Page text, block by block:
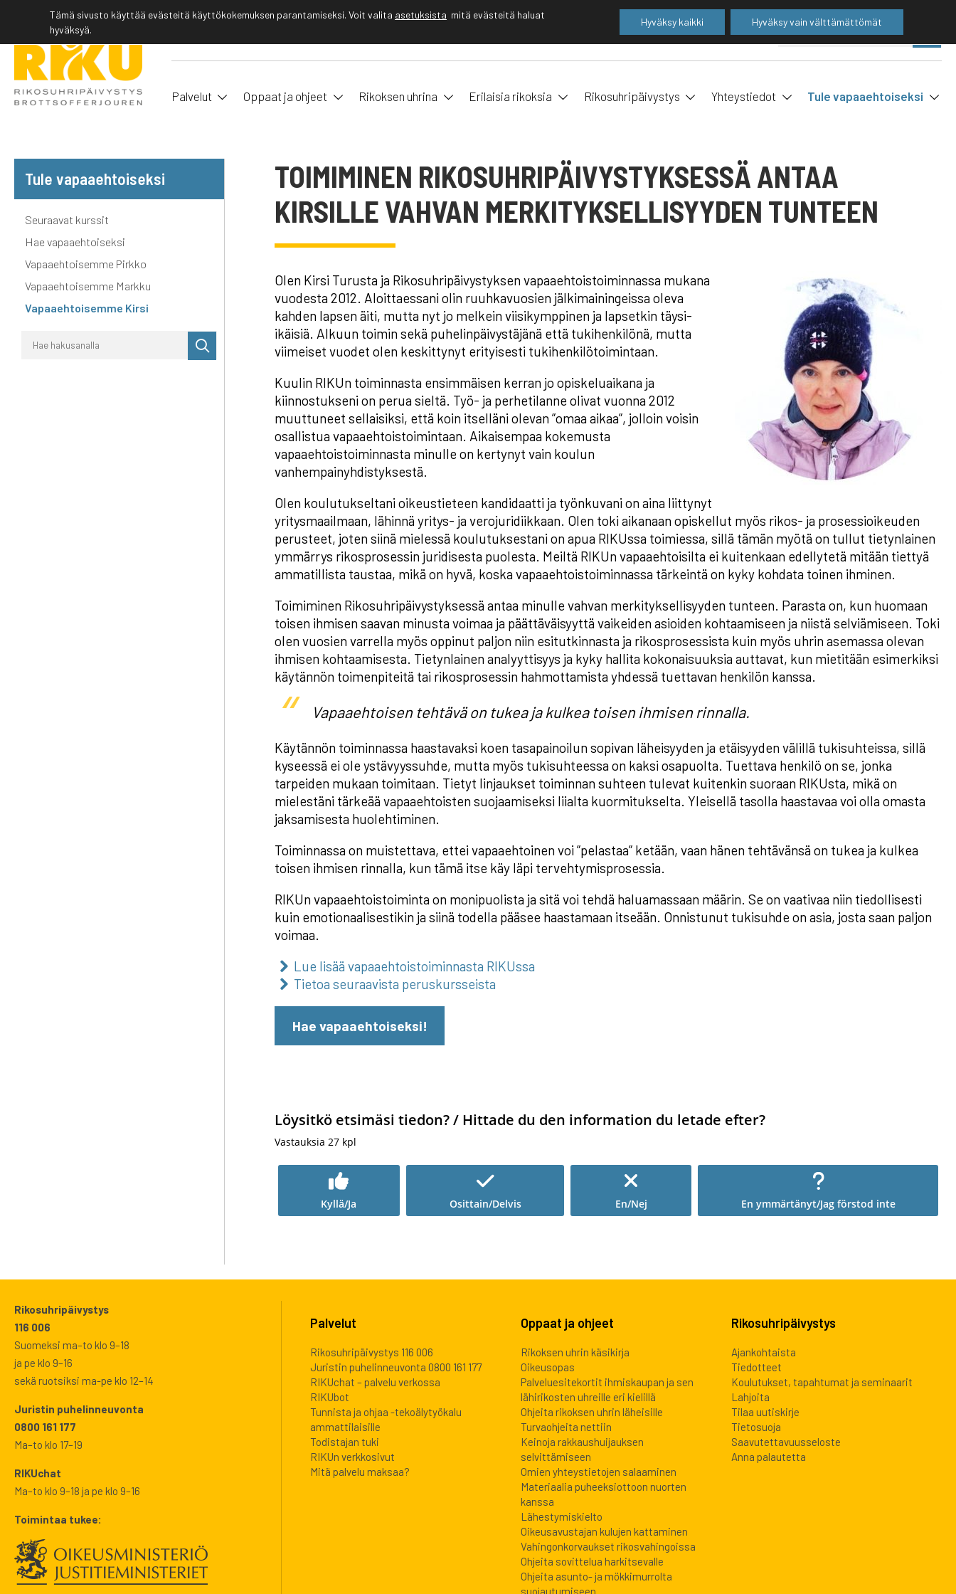
FI SE
Palvelut Oppaat ja ohjeet Rikoksen uhrina Erilaisia rikoksia Rikosuhripäivystys Yhteystiedot Tule vapaaehtoiseksi
Tule vapaaehtoiseksi
Seuraavat kurssit
Hae vapaaehtoiseksi
Vapaaehtoisemme Pirkko
Vapaaehtoisemme Markku
Vapaaehtoisemme Kirsi
haku
TOIMIMINEN RIKOSUHRIPÄIVYSTYKSESSÄ ANTAA
KIRSILLE VAHVAN MERKITYKSELLISYYDEN TUNTEEN
Olen Kirsi Turusta ja Rikosuhripäivystyksen vapaaehtoistoiminnassa mukana
vuodesta 2012. Aloittaessani olin ruuhkavuosien jälkimainingeissa oleva
kahden lapsen äiti, mutta nyt jo melkein viisikymppinen ja lapsetkin täysi-
ikäisiä. Alkuun toimin sekä puhelinpäivystäjänä että tukihenkilönä, mutta
viimeiset vuodet olen keskittynyt erityisesti tukihenkilötoimintaan.
Kuulin RIKUn toiminnasta ensimmäisen kerran jo opiskeluaikana ja
kiinnostukseni on perua sieltä. Työ- ja perhetilanne olivat vuonna 2012
muuttuneet sellaisiksi, että koin itselläni olevan ”omaa aikaa”, jolloin voisin
osallistua vapaaehtoistoimintaan. Aikaisempaa kokemusta
vapaaehtoistoiminnasta minulle on kertynyt vain koulun
vanhempainyhdistyksestä.
Olen koulutukseltani oikeustieteen kandidaatti ja työnkuvani on aina liittynyt
yritysmaailmaan, lähinnä yritys- ja verojuridiikkaan. Olen toki aikanaan opiskellut myös rikos- ja prosessioikeuden
perusteet, joten siinä mielessä koulutuksestani on apua RIKUssa toimiessa, sillä tämän myötä on tullut tietynlainen
ymmärrys rikosprosessin juridisesta puolesta. Meiltä RIKUn vapaaehtoisilta ei kuitenkaan edellytetä mitään tiettyä
ammatillista taustaa, mikä on hyvä, koska vapaaehtoistoiminnassa tärkeintä on kyky kohdata toinen ihminen.
Toimiminen Rikosuhripäivystyksessä antaa minulle vahvan merkityksellisyyden tunteen. Parasta on, kun huomaan
toisen ihmisen saavan minusta voimaa ja päättäväisyyttä vaikeiden asioiden kohtaamiseen ja niistä selviämiseen. Toki
olen vuosien varrella myös oppinut paljon niin esitutkinnasta ja rikosprosessista kuin myös uhrin asemassa olevan
ihmisen kohtaamisesta. Tietynlainen analyyttisyys ja kyky hallita kokonaisuuksia auttavat, kun mietitään esimerkiksi
käytännön toimenpiteitä tai rikosprosessin hahmottamista yhdessä tuettavan henkilön kanssa.
Vapaaehtoisen tehtävä on tukea ja kulkea toisen ihmisen rinnalla.
Käytännön toiminnassa haastavaksi koen tasapainoilun sopivan läheisyyden ja etäisyyden välillä tukisuhteissa, sillä
kyseessä ei ole ystävyyssuhde, mutta myös tukisuhteessa on kaksi osapuolta. Tuettava henkilö on se, jonka
tarpeiden mukaan toimitaan. Tietyt linjaukset toiminnan suhteen tulevat kuitenkin suoraan RIKUsta, mikä on
mielestäni tärkeää vapaaehtoisten suojaamiseksi liialta kuormitukselta. Yleisellä tasolla haastavaa voi olla omasta
jaksamisesta huolehtiminen.
Toiminnassa on muistettava, ettei vapaaehtoinen voi ”pelastaa” ketään, vaan hänen tehtävänsä on tukea ja kulkea
toisen ihmisen rinnalla, kun tämä itse käy läpi tervehtymisprosessia.
RIKUn vapaaehtoistoiminta on monipuolista ja sitä voi tehdä haluamassaan määrin. Se on vaativaa niin tiedollisesti
kuin emotionaalisestikin ja siinä todella pääsee haastamaan itseään. Onnistunut tukisuhde on asia, josta saan paljon
voimaa.
Lue lisää vapaaehtoistoiminnasta RIKUssa
Tietoa seuraavista peruskursseista
Hae vapaaehtoiseksi!
Löysitkö etsimäsi tiedon? / Hittade du den information du letade efter?
Vastauksia 27 kpl
Kyllä/Ja Osittain/Delvis En/Nej En ymmärtänyt/Jag förstod inte
Rikosuhripäivystys
116 006
Suomeksi ma–to klo 9–18
ja pe klo 9–16
sekä ruotsiksi ma-pe klo 12–14
Juristin puhelinneuvonta
0800 161 177
Ma–to klo 17–19
RIKUchat
Ma–to klo 9–18 ja pe klo 9–16
Toimintaa tukee:
Palvelut
Rikosuhripäivystys 116 006
Juristin puhelinneuvonta 0800 161 177
RIKUchat – palvelu verkossa
RIKUbot
Tunnista ja ohjaa -tekoälytyökalu
ammattilaisille
Todistajan tuki
RIKUn verkkosivut
Mitä palvelu maksaa?
Oppaat ja ohjeet
Rikoksen uhrin käsikirja
Oikeusopas
Palveluesitekortit ihmiskaupan ja sen
lähirikosten uhreille eri kielillä
Ohjeita rikoksen uhrin läheisille
Turvaohjeita nettiin
Keinoja rakkaushuijauksen
selvittämiseen
Omien yhteystietojen salaaminen
Materiaalia puheeksiottoon nuorten
kanssa
Lähestymiskielto
Oikeusavustajan kulujen kattaminen
Vahingonkorvaukset rikosvahingoissa
Ohjeita sovittelua harkitsevalle
Ohjeita asunto- ja mökkimurrolta
suojautumiseen
Rikosuhripäivystys
Ajankohtaista
Tiedotteet
Koulutukset, tapahtumat ja seminaarit
Lahjoita
Tilaa uutiskirje
Tietosuoja
Saavutettavuusseloste
Anna palautetta
Tämä sivusto käyttää evästeitä käyttökokemuksen parantamiseksi. Voit valita asetuksista mitä evästeitä haluat
hyväksyä.
Hyväksy kaikki Hyväksy vain välttämättömät